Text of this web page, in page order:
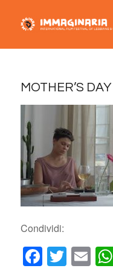
MOTHER’S DAY
Condividi: